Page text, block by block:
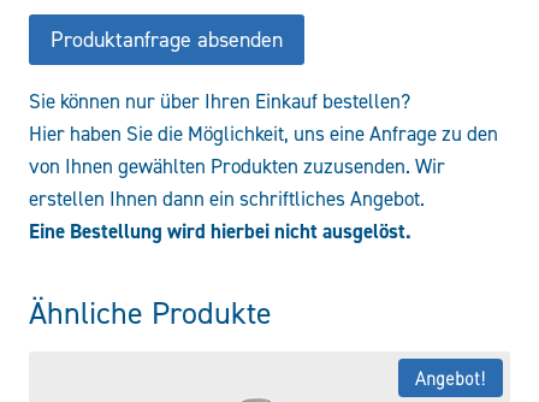
Produktanfrage absenden
Sie können nur über Ihren Einkauf bestellen?
Hier haben Sie die Möglichkeit, uns eine Anfrage zu den
von Ihnen gewählten Produkten zuzusenden. Wir
erstellen Ihnen dann ein schriftliches Angebot.
Eine Bestellung wird hierbei nicht ausgelöst.
Ähnliche Produkte
Angebot!